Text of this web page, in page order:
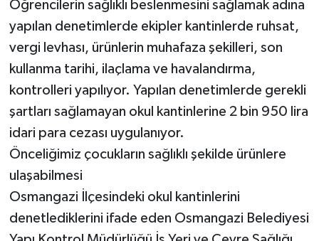
Öğrencilerin sağlıklı beslenmesini sağlamak adına
yapılan denetimlerde ekipler kantinlerde ruhsat,
vergi levhası, ürünlerin muhafaza şekilleri, son
kullanma tarihi, ilaçlama ve havalandırma,
kontrolleri yapılıyor. Yapılan denetimlerde gerekli
şartları sağlamayan okul kantinlerine 2 bin 950 lira
idari para cezası uygulanıyor.
Önceliğimiz çocukların sağlıklı şekilde ürünlere
ulaşabilmesi
Osmangazi İlçesindeki okul kantinlerini
denetlediklerini ifade eden Osmangazi Belediyesi